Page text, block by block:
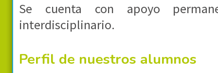
Se cuenta con apoyo
interdisciplinario.
Perfil de nuestros alumnos